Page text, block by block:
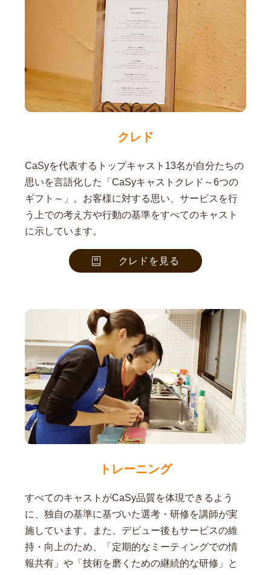
クレド
CaSyを代表するトップキャスト13名が自分たちの
思いを言語化した「CaSyキャストクレド～6つの
ギフト～」。お客様に対する思い、サービスを行
う上での考え方や行動の基準をすべてのキャスト
に示しています。
クレドを見る
トレーニング
すべてのキャストがCaSy品質を体現できるよう
に、独自の基準に基づいた選考・研修を講師が実
施しています。また、デビュー後もサービスの維
持・向上のため、「定期的なミーティングでの情
報共有」や「技術を磨くための継続的な研修」と